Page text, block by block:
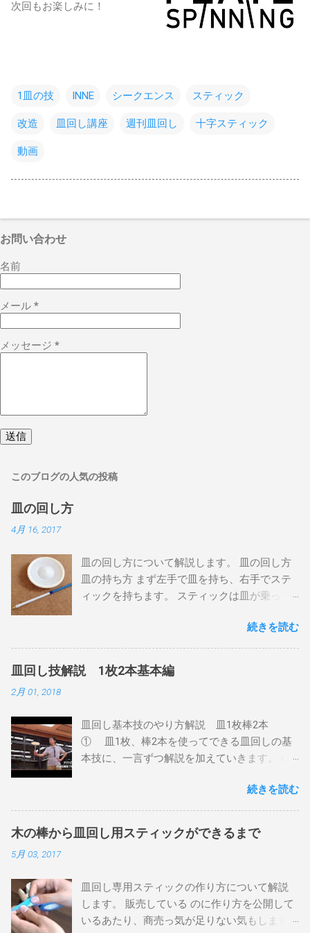
次回もお楽しみに！
1皿の技 INNE シークエンス スティック
改造 皿回し講座 週刊皿回し 十字スティック
動画
お問い合わせ
名前
メール *
メッセージ *
このブログの人気の投稿
皿の回し方
4月 16, 2017
皿の回し方について解説します。 皿の回し方
皿の持ち方 まず左手で皿を持ち、右手でステ
ィックを持ちます。 スティックは皿が乗って
ます。 皿はなるべく水平になるように持ち、
皿の裏面の足になっている部分（「グリッ
プ」と呼びます）の内側で、左手とちょうど
反対の位置にスティックの先端を当てます。
わないようにしましょう。 左手は手前に、右
手は奥に動かすと、下から見ると皿が時計回
りに動くはずです。手を離さないで確認して
します。 時計回りに勢いを付けて左手を放
し、手首をリラックスさせて右手のスティッ
クを回すと回転が持続します。 このとき注意
かといって遅すぎると皿が水平を保てずに落
ちてしまうので、ちょうどいい速さが存在し
ます。動画を参考に、真似して覚えてくださ
い。 回し続ける グリップをなぞるように回し
続きを読む
皿回し技解説 1枚2本基本編
2月 01, 2018
皿回し基本技のやり方解説 皿1枚棒2本
① 皿1枚、棒2本を使ってできる皿回しの基
本技に、一言ずつ解説を加えていきます。 ゆ
この動画の前半部分です。 スティックリバー
ス 皿を投げて、棒を反転させて反対側で受け
止める技。 反転させる方向によって（表）
（上）（裏）の三種類に分けています。 TPO
ちにするとやりやすいです。 動画では（元の
側）→（反対側）→（元の側）としています
が、はじめの練習は（反対側）→（元の側）
続きを読む
木の棒から皿回し用スティックができるまで
5月 03, 2017
皿回し専用スティックの作り方について解説
します。 販売している のに作り方を公開して
いるあたり、商売っ気が足りない気もします